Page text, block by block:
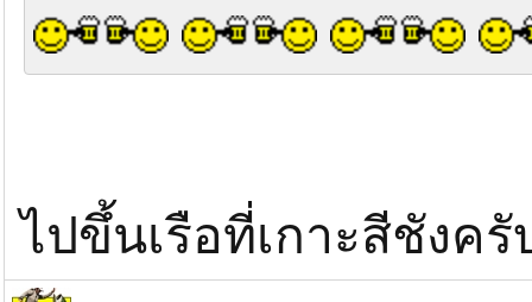
ไปขึ้นเรือที่เกาะสีชังค